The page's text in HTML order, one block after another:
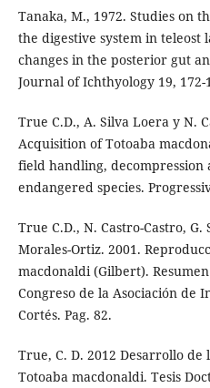
Tanaka, M., 1972. Studies on
the digestive system in teleost
changes in the posterior gut
Journal of Ichthyology 19, 172-
True C.D., A. Silva Loera y N.
Acquisition of Totoaba
field handling, decompression
endangered species.
True C.D., N. Castro-Castro,
Morales-Ortiz. 2001.
macdonaldi (Gilbert).
Congreso de la Asociación de
Cortés. Pag. 82.
True, C. D. 2012 Desarrollo
Totoaba macdonaldi. Tesis